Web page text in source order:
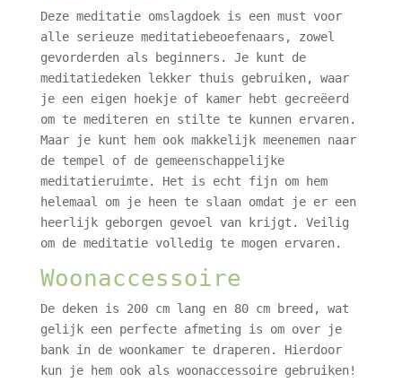
Deze meditatie omslagdoek is een must voor
alle serieuze meditatiebeoefenaars, zowel
gevorderden als beginners. Je kunt de
meditatiedeken lekker thuis gebruiken, waar
je een eigen hoekje of kamer hebt gecreëerd
om te mediteren en stilte te kunnen ervaren.
Maar je kunt hem ook makkelijk meenemen naar
de tempel of de gemeenschappelijke
meditatieruimte. Het is echt fijn om hem
helemaal om je heen te slaan omdat je er een
heerlijk geborgen gevoel van krijgt. Veilig
om de meditatie volledig te mogen ervaren.
Woonaccessoire
De deken is 200 cm lang en 80 cm breed, wat
gelijk een perfecte afmeting is om over je
bank in de woonkamer te draperen. Hierdoor
kun je hem ook als woonaccessoire gebruiken!